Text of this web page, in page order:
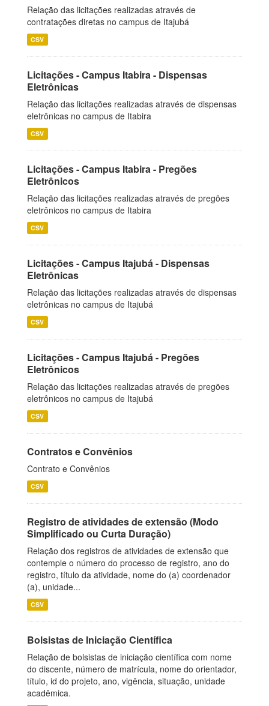
Relação das licitações realizadas através de
contratações diretas no campus de Itajubá
CSV
Licitações - Campus Itabira - Dispensas
Eletrônicas
Relação das licitações realizadas através de dispensas
eletrônicas no campus de Itabira
CSV
Licitações - Campus Itabira - Pregões
Eletrônicos
Relação das licitações realizadas através de pregões
eletrônicos no campus de Itabira
CSV
Licitações - Campus Itajubá - Dispensas
Eletrônicas
Relação das licitações realizadas através de dispensas
eletrônicas no campus de Itajubá
CSV
Licitações - Campus Itajubá - Pregões
Eletrônicos
Relação das licitações realizadas através de pregões
eletrônicos no campus de Itajubá
CSV
Contratos e Convênios
Contrato e Convênios
CSV
Registro de atividades de extensão (Modo
Simplificado ou Curta Duração)
Relação dos registros de atividades de extensão que
contemple o número do processo de registro, ano do
registro, título da atividade, nome do (a) coordenador
(a), unidade...
CSV
Bolsistas de Iniciação Científica
Relação de bolsistas de iniciação científica com nome
do discente, número de matrícula, nome do orientador,
título, id do projeto, ano, vigência, situação, unidade
acadêmica.